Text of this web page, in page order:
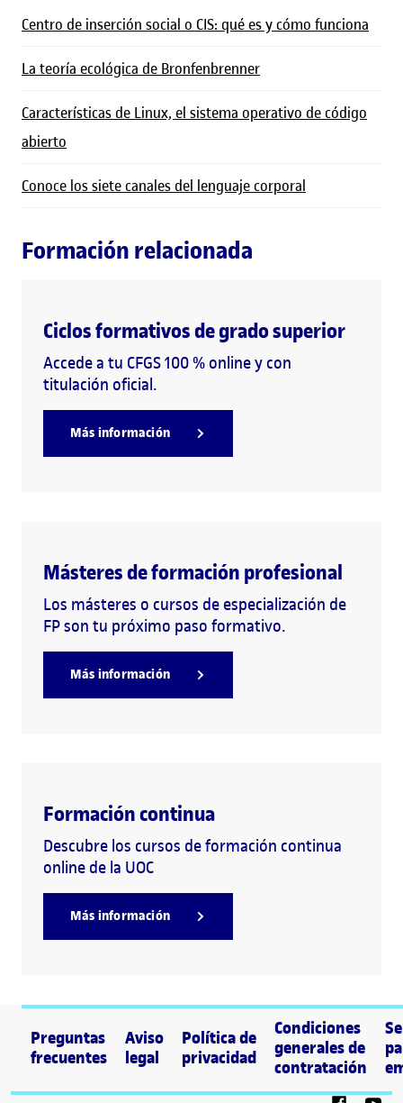
Centro de inserción social o CIS: qué es y cómo funciona
La teoría ecológica de Bronfenbrenner
Características de Linux, el sistema operativo de código
abierto
Conoce los siete canales del lenguaje corporal
Formación relacionada
Ciclos formativos de grado superior
Accede a tu CFGS 100 % online y con
titulación oficial.
Más información
Másteres de formación profesional
Los másteres o cursos de especialización de
FP son tu próximo paso formativo.
Más información
Formación continua
Descubre los cursos de formación continua
online de la UOC
Más información
Preguntas
frecuentes
Aviso
legal
Política de
privacidad
Condiciones
generales de
contratación